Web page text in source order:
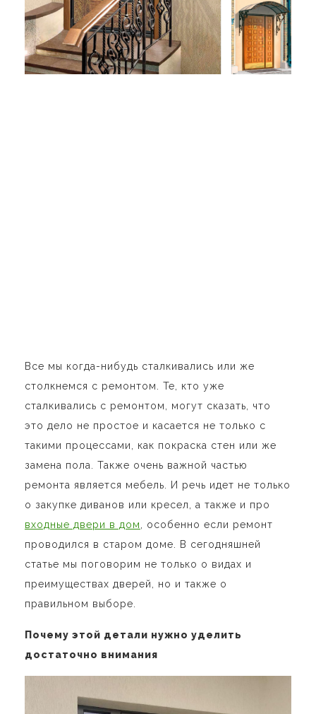
Все мы когда-нибудь сталкивались или же
столкнемся с ремонтом. Те, кто уже
сталкивались с ремонтом, могут сказать, что
это дело не простое и касается не только с
такими процессами, как покраска стен или же
замена пола. Также очень важной частью
ремонта является мебель. И речь идет не только
о закупке диванов или кресел, а также и про
входные двери в дом
, особенно если ремонт
проводился в старом доме. В сегодняшней
статье мы поговорим не только о видах и
преимуществах дверей, но и также о
правильном выборе.
Почему этой детали нужно уделить
достаточно внимания